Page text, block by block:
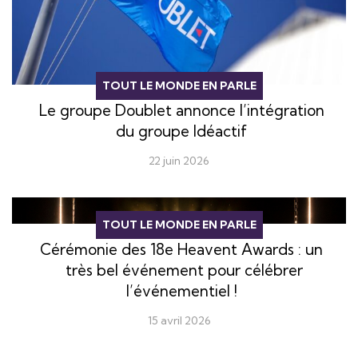
TOUT LE MONDE EN PARLE
Le groupe Doublet annonce l’intégration
du groupe Idéactif
22 juin 2026
TOUT LE MONDE EN PARLE
Cérémonie des 18e Heavent Awards : un
très bel événement pour célébrer
l’événementiel !
15 avril 2026